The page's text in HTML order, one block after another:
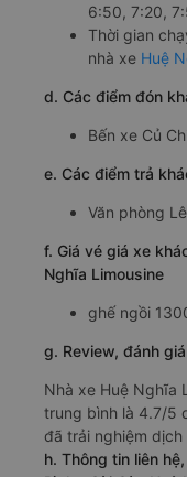
6:50, 7:20,
Thời gian
nhà xe Huệ
d. Các điểm đón
Bến xe Củ
e. Các điểm trả
Văn phòng
f. Giá vé giá xe
Nghĩa Limousine
ghế ngồi
g. Review, đánh
Nhà xe Huệ Nghĩa
trung bình là 4.7/5
đã trải nghiệm
h. Thông tin liên